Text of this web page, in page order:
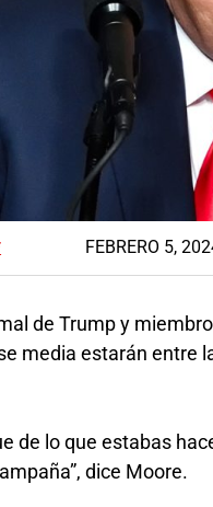
FEBRERO 5,
de Trump y
media estarán entre
de lo que estabas
dice Moore.